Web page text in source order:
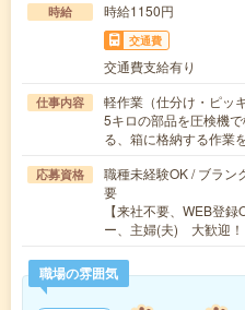
時給 時給1150円
交通費
交通費支給有り
仕事内容
軽作業（仕分け・ピッ
5キロの部品を圧検機
る、箱に格納する作業
応募資格
職種未経験OK / ブラン
要
【来社不要、WEB登
ー、主婦(夫) 大歓迎
職場の雰囲気